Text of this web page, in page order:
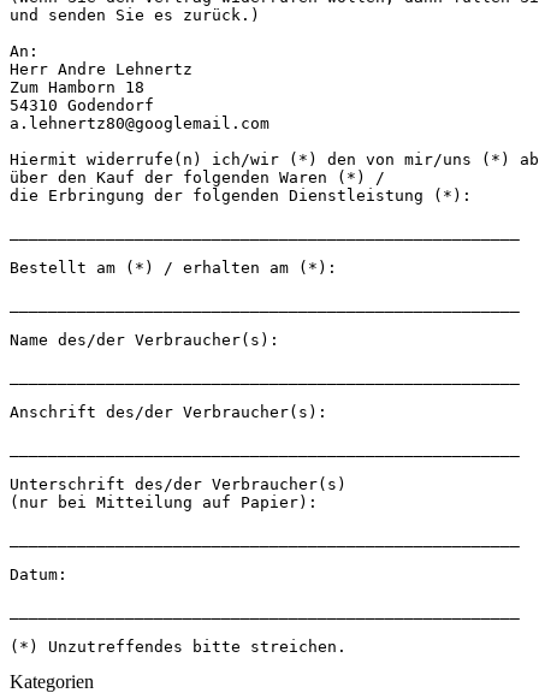
und senden Sie es zurück.)
An:
Herr Andre Lehnertz
Zum Hamborn 18
54310 Godendorf
a.lehnertz80@googlemail.com
Hiermit widerrufe(n) ich/wir (*) den von mir/uns (*)
über den Kauf der folgenden Waren (*) /
die Erbringung der folgenden Dienstleistung (*):
Bestellt am (*) / erhalten am (*):
Name des/der Verbraucher(s):
Anschrift des/der Verbraucher(s):
Unterschrift des/der Verbraucher(s)
(nur bei Mitteilung auf Papier):
Datum:
(*) Unzutreffendes bitte streichen.
Kategorien